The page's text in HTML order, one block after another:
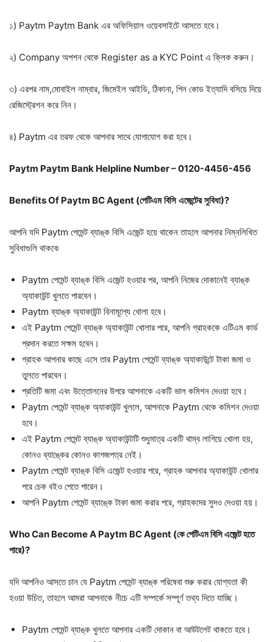
১) Paytm Paytm Bank এর অফিসিয়াল ওয়েবসাইটে আসতে হবে।
২) Company অপশন থেকে Register as a KYC Point এ ক্লিক করুন।
৩) এরপর নাম,মোবাইল নাম্বার, জিমেইল আইডি, ঠিকানা, পিন কোড ইত্যাদি বসিয়ে দিয়ে
রেজিস্ট্রেশন করে নিন।
৪) Paytm এর তরফ থেকে আপনার সাথে যোগাযোগ করা হবে।
Paytm Paytm Bank Helpline Number – 0120-4456-456
Benefits Of Paytm BC Agent (পেটিএম বিসি এজেন্টের সুবিধা)?
আপনি যদি Paytm পেমেন্ট ব্যাঙ্ক বিসি এজেন্ট হয়ে থাকেন তাহলে আপনার নিম্নলিখিত
সুবিধাগুলি থাকবে৷
Paytm পেমেন্ট ব্যাঙ্ক বিসি এজেন্ট হওয়ার পর, আপনি নিজের দোকানেই ব্যাঙ্ক
অ্যাকাউন্ট খুলতে পারবেন।
Paytm ব্যাঙ্ক অ্যাকাউন্ট বিনামূল্যে খোলা হবে।
এই Paytm পেমেন্ট ব্যাঙ্ক অ্যাকাউন্ট খোলার পরে, আপনি গ্রাহককে এটিএম কার্ড
প্রদান করতে সক্ষম হবেন।
গ্রাহক আপনার কাছে এসে তার Paytm পেমেন্ট ব্যাঙ্ক অ্যাকাউন্টে টাকা জমা ও
তুলতে পারবেন।
প্রতিটি জমা এবং উত্তোলনের উপরে আপনাকে একটি ভাল কমিশন দেওয়া হবে।
Paytm পেমেন্ট ব্যাঙ্ক অ্যাকাউন্ট খুললে, আপনাকে Paytm থেকে কমিশন দেওয়া
হবে।
এই Paytm পেমেন্ট ব্যাঙ্ক অ্যাকাউন্টটি শুধুমাত্র একটি থাম্ব লাগিয়ে খোলা হয়,
কোনও ব্যাঙ্কের কোনও কাগজপত্র নেই।
Paytm পেমেন্ট ব্যাঙ্ক বিসি এজেন্ট হওয়ার পরে, গ্রাহক আপনার অ্যাকাউন্ট খোলার
পরে চেক বইও পেতে পারেন।
আপনি Paytm পেমেন্ট ব্যাঙ্কে টাকা জমা করার পরে, গ্রাহকদের সুদও দেওয়া হয়।
Who Can Become A Paytm BC Agent (কে পেটিএম বিসি এজেন্ট হতে
পারে)?
যদি আপনিও আসতে চান যে Paytm পেমেন্ট ব্যাঙ্ক পরিষেবা শুরু করার যোগ্যতা কী
হওয়া উচিত, তাহলে আমরা আপনাকে নীচে এটি সম্পর্কে সম্পূর্ণ তথ্য দিতে যাচ্ছি।
Paytm পেমেন্ট ব্যাঙ্ক খুলতে আপনার একটি দোকান বা আউটলেট থাকতে হবে।